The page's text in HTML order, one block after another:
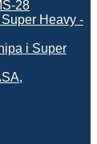
28
i Super